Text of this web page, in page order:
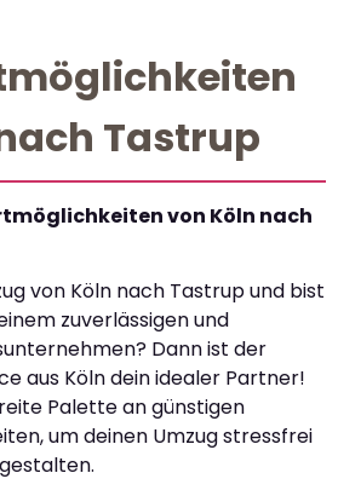
Tastrup
von Köln nach
von Köln nach Tastrup und bist
zuverlässigen und
Dann ist der
aus Köln dein idealer Partner!
Palette an günstigen
um deinen Umzug stressfrei